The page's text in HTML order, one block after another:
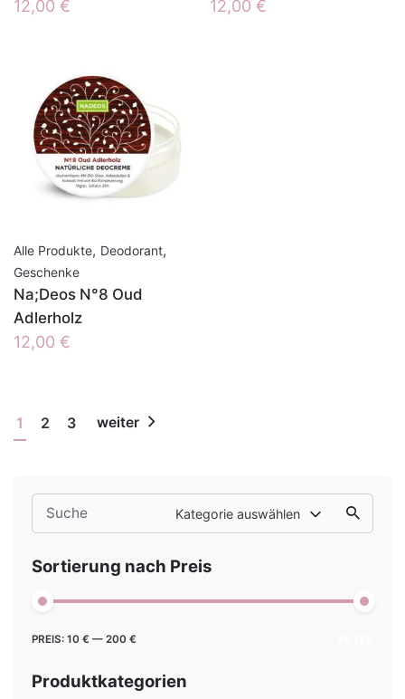
Search
for
Kategorie auswählen
Sortierung nach Preis
Min.
Max.
PREIS: 10 € — 200 €
Produktkategorien
12,00 € 12,00 €
Alle Produkte, Deodorant,
Geschenke
Na;Deos N°8 Oud
Adlerholz
12,00 €
1 2 3 weiter